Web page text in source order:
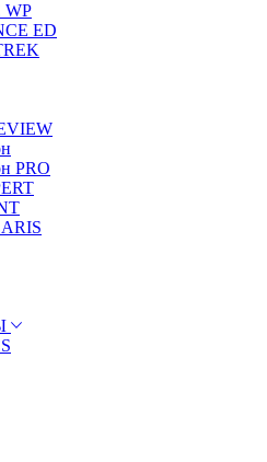
WP
ED
PRO